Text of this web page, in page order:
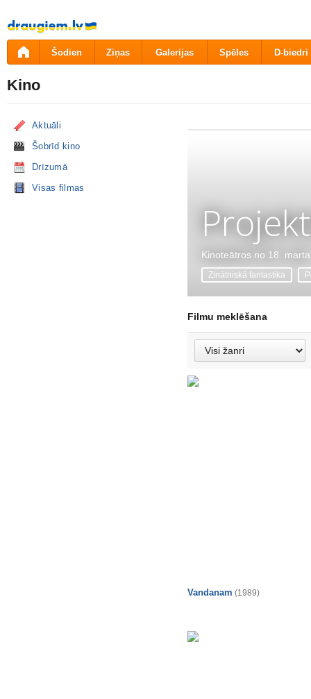
Pāriet
uz
saturu
Šodien Ziņas Galerijas Spēles D-biedri
Kino
Aktuāli
Šobrīd kino
Drīzumā
Visas filmas
Kinoteātros no 18. marta
Zinātniskā fantastika
Filmu meklēšana
Vandanam (1989)